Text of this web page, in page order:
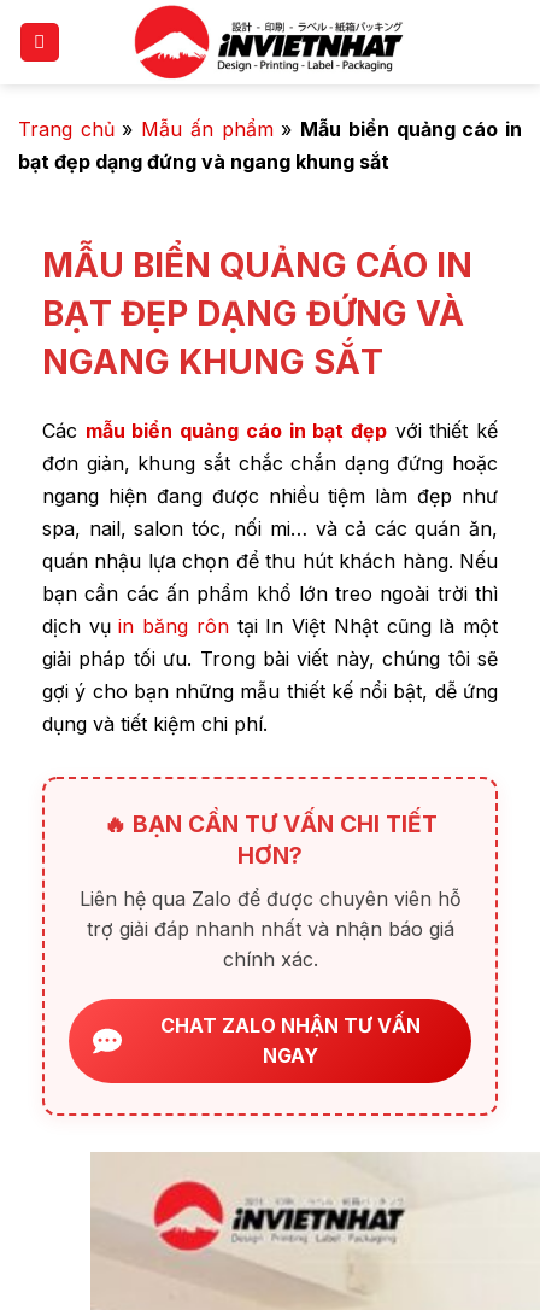
Trang chủ» Mẫu ấn phẩm» Mẫu biển quảng cáo in
bạt đẹp dạng đứng và ngang khung sắt
MẪU BIỂN QUẢNG CÁO IN
BẠT ĐẸP DẠNG ĐỨNG VÀ
NGANG KHUNG SẮT
Các mẫu biển quảng cáo in bạt đẹpvới thiết kế
đơn giản, khung sắt chắc chắn dạng đứng hoặc
ngang hiện đang được nhiều tiệm làm đẹp như
spa, nail, salon tóc, nối mi… và cả các quán ăn,
quán nhậu lựa chọn để thu hút khách hàng. Nếu
bạn cần các ấn phẩm khổ lớn treo ngoài trời thì
dịch vụin băng rôntại In Việt Nhật cũng là một
giải pháp tối ưu. Trong bài viết này, chúng tôi sẽ
gợi ý cho bạn những mẫu thiết kế nổi bật, dễ ứng
dụng và tiết kiệm chi phí.
🔥 BẠN CẦN TƯ VẤN CHI TIẾT
HƠN?
Liên hệ qua Zalo để được chuyên viên hỗ
trợ giải đáp nhanh nhất và nhận báo giá
chính xác.
CHAT ZALO NHẬN TƯ VẤN
NGAY